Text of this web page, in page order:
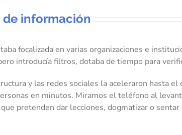
de información
focalizada en varias organizaciones e
introducía filtros, dotaba de tiempo para
y las redes sociales la aceleraron hasta
en minutos. Miramos el teléfono al
pretenden dar lecciones, dogmatizar o